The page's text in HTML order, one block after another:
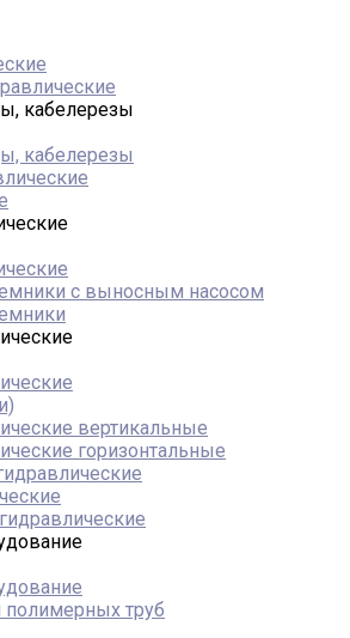
кабелерезы
кабелерезы
с выносным насосом
вертикальные
горизонтальные
полимерных труб